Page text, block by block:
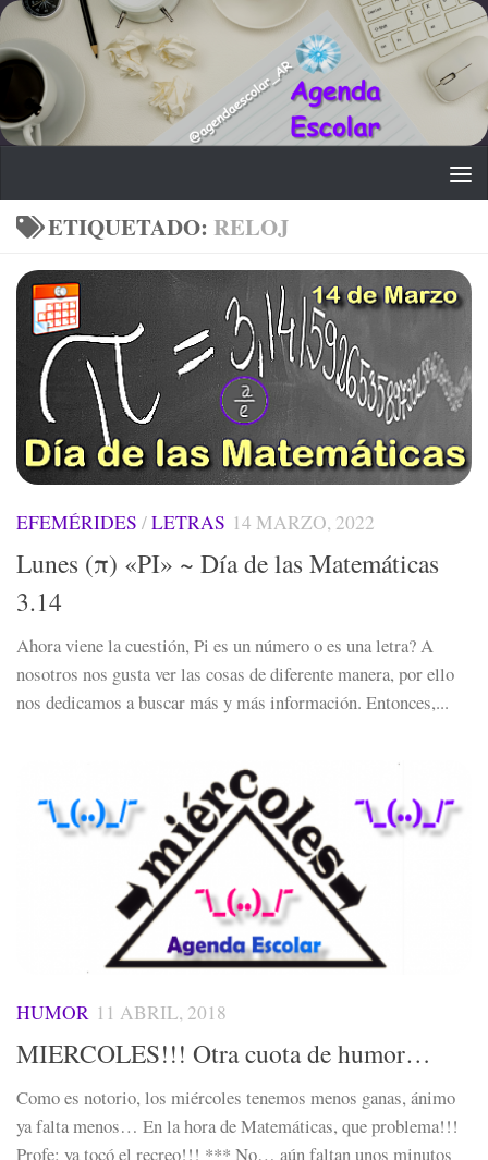
Saltar al contenido
ETIQUETADO: RELOJ
EFEMÉRIDES /LETRAS 14 MARZO, 2022
Lunes (π) «PI» ~ Día de las Matemáticas
3.14
Ahora viene la cuestión, Pi es un número o es una letra? A
nosotros nos gusta ver las cosas de diferente manera, por ello
nos dedicamos a buscar más y más información. Entonces,...
HUMOR 11 ABRIL, 2018
MIERCOLES!!! Otra cuota de humor…
Como es notorio, los miércoles tenemos menos ganas, ánimo
ya falta menos… En la hora de Matemáticas, que problema!!!
Profe: ya tocó el recreo!!! *** No… aún faltan unos minutos